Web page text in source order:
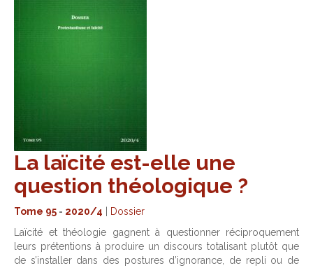
La laïcité est-elle une
question théologique ?
Tome 95 - 2020/4
Dossier
Laïcité et théologie gagnent à questionner réciproquement
leurs prétentions à produire un discours totalisant plutôt que
de s’installer dans des postures d’ignorance, de repli ou de